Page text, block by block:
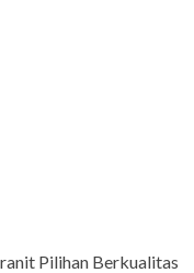
Pilihan Berkualitas